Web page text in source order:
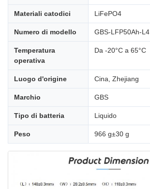
Materiali catodici LiFePO4
Numero di modello GBS-LFP50Ah-L4
Temperatura
operativa
Da -20°C a 65°C
Luogo d'origine Cina, Zhejiang
Marchio GBS
Tipo di batteria Liquido
Peso 966 g±30 g